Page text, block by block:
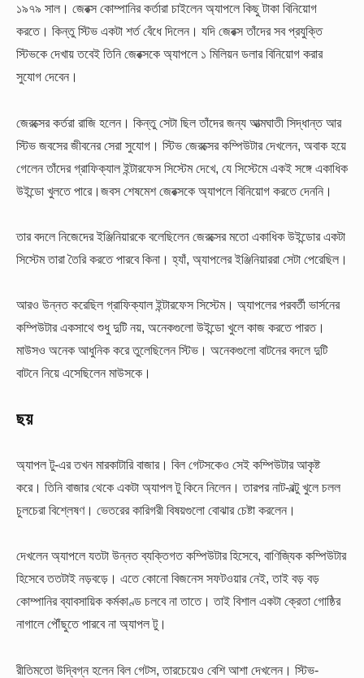
১৯৭৯ সাল। জেরক্স কোম্পানির কর্তারা চাইলেন অ্যাপলে কিছু টাকা বিনিয়োগ
করতে। কিন্তু স্টিভ একটা শর্ত বেঁধে দিলেন। যদি জেরক্স তাঁদের সব প্রযুক্তি
স্টিভকে দেখায় তবেই তিনি জেরক্সকে অ্যাপলে ১ মিলিয়ন ডলার বিনিয়োগ করার
সুযোগ দেবেন।
জেরক্সের কর্তরা রাজি হলেন। কিন্তু সেটা ছিল তাঁদের জন্য আত্মঘাতী সিদ্ধান্ত আর
স্টিভ জবসের জীবনের সেরা সুযোগ। স্টিভ জেরক্সের কম্পিউটার দেখলেন, অবাক হয়ে
গেলেন তাঁদের গ্রাফিক্যাল ইন্টারফেস সিস্টেম দেখে, যে সিস্টেমে একই সঙ্গে একাধিক
উইন্ডো খুলতে পারে।জবস শেষমেশ জেরক্সকে অ্যাপলে বিনিয়োগ করতে দেননি।
তার বদলে নিজেদের ইঞ্জিনিয়ারকে বলেছিলেন জেরক্সের মতো একাধিক উইন্ডোর একটা
সিস্টেম তারা তৈরি করতে পারবে কিনা। হ্যাঁ, অ্যাপলের ইঞ্জিনিয়াররা সেটা পেরেছিল।
আরও উন্নত করেছিল গ্রাফিক্যাল ইন্টারফেস সিস্টেম। অ্যাপলের পরবর্তী ভার্সনের
কম্পিউটার একসাথে শুধু দুটি নয়, অনেকগুলো উইন্ডো খুলে কাজ করতে পারত।
মাউসও অনেক আধুনিক করে তুলেছিলেন স্টিভ। অনেকগুলো বাটনের বদলে দুটি
বাটনে নিয়ে এসেছিলেন মাউসকে।
ছয়
অ্যাপল টু-এর তখন মারকাটারি বাজার। বিল গেটসকেও সেই কম্পিউটার আকৃষ্ট
করে। তিনি বাজার থেকে একটা অ্যাপল টু কিনে নিলেন। তারপর নাট-বল্টু খুলে চলল
চুলচেরা বিশ্লেষণ। ভেতরের কারিগরী বিষয়গুলো বোঝার চেষ্টা করলেন।
দেখলেন অ্যাপলে যতটা উন্নত ব্যক্তিগত কম্পিউটার হিসেবে, বাণিজ্যিক কম্পিউটার
হিসেবে ততটাই নড়বড়ে। এতে কোনো বিজনেস সফটওয়ার নেই, তাই বড় বড়
কোম্পানির ব্যাবসায়িক কর্মকাণ্ড চলবে না তাতে। তাই বিশাল একটা ক্রেতা গোষ্ঠির
নাগালে পৌঁছুতে পারবে না অ্যাপল টু।
রীতিমতো উদ্বিগ্ন হলেন বিল গেটস, তারচেয়েও বেশি আশা দেখলেন। স্টিভ-